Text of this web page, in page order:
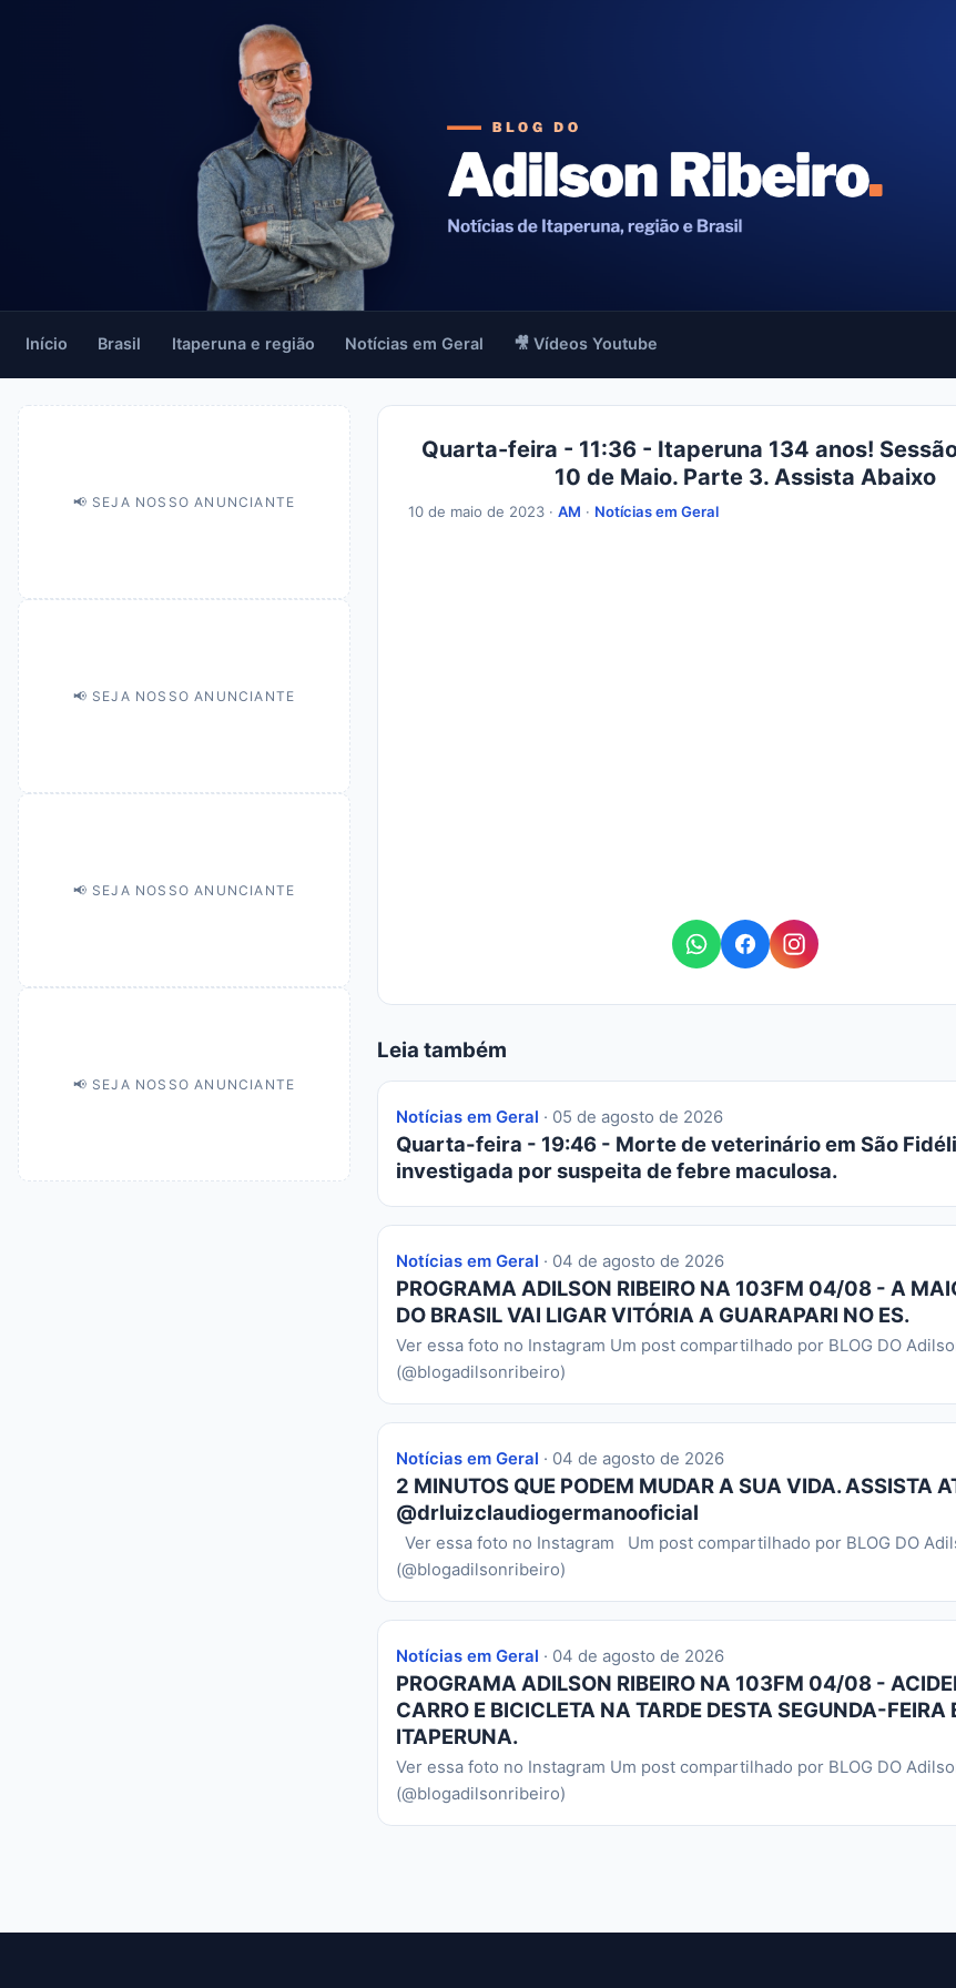
Início Brasil Itaperuna e região Notícias em Geral 🎥 Vídeos Youtube
📢 SEJA NOSSO ANUNCIANTE
📢 SEJA NOSSO ANUNCIANTE
📢 SEJA NOSSO ANUNCIANTE
📢 SEJA NOSSO ANUNCIANTE
Quarta-feira - 11:36 - Itaperuna 134 anos!
10 de Maio. Parte 3. Assista Abaixo
10 de maio de 2023 ·AM · Notícias em Geral
Leia também
Notícias em Geral · 05 de agosto de 2026
Quarta-feira - 19:46 - Morte de veterinário em São
investigada por suspeita de febre maculosa.
Notícias em Geral · 04 de agosto de 2026
PROGRAMA ADILSON RIBEIRO NA 103FM 04/08 - A
DO BRASIL VAI LIGAR VITÓRIA A GUARAPARI NO ES.
Ver essa foto no Instagram Um post compartilhado por BLOG DO
(@blogadilsonribeiro)
Notícias em Geral · 04 de agosto de 2026
2 MINUTOS QUE PODEM MUDAR A SUA VIDA. ASSISTA
@drluizclaudiogermanooficial
Ver essa foto no Instagram Um post compartilhado por BLOG DO
(@blogadilsonribeiro)
Notícias em Geral · 04 de agosto de 2026
PROGRAMA ADILSON RIBEIRO NA 103FM 04/08 -
CARRO E BICICLETA NA TARDE DESTA SEGUNDA-FEIRA
ITAPERUNA.
Ver essa foto no Instagram Um post compartilhado por BLOG DO
(@blogadilsonribeiro)